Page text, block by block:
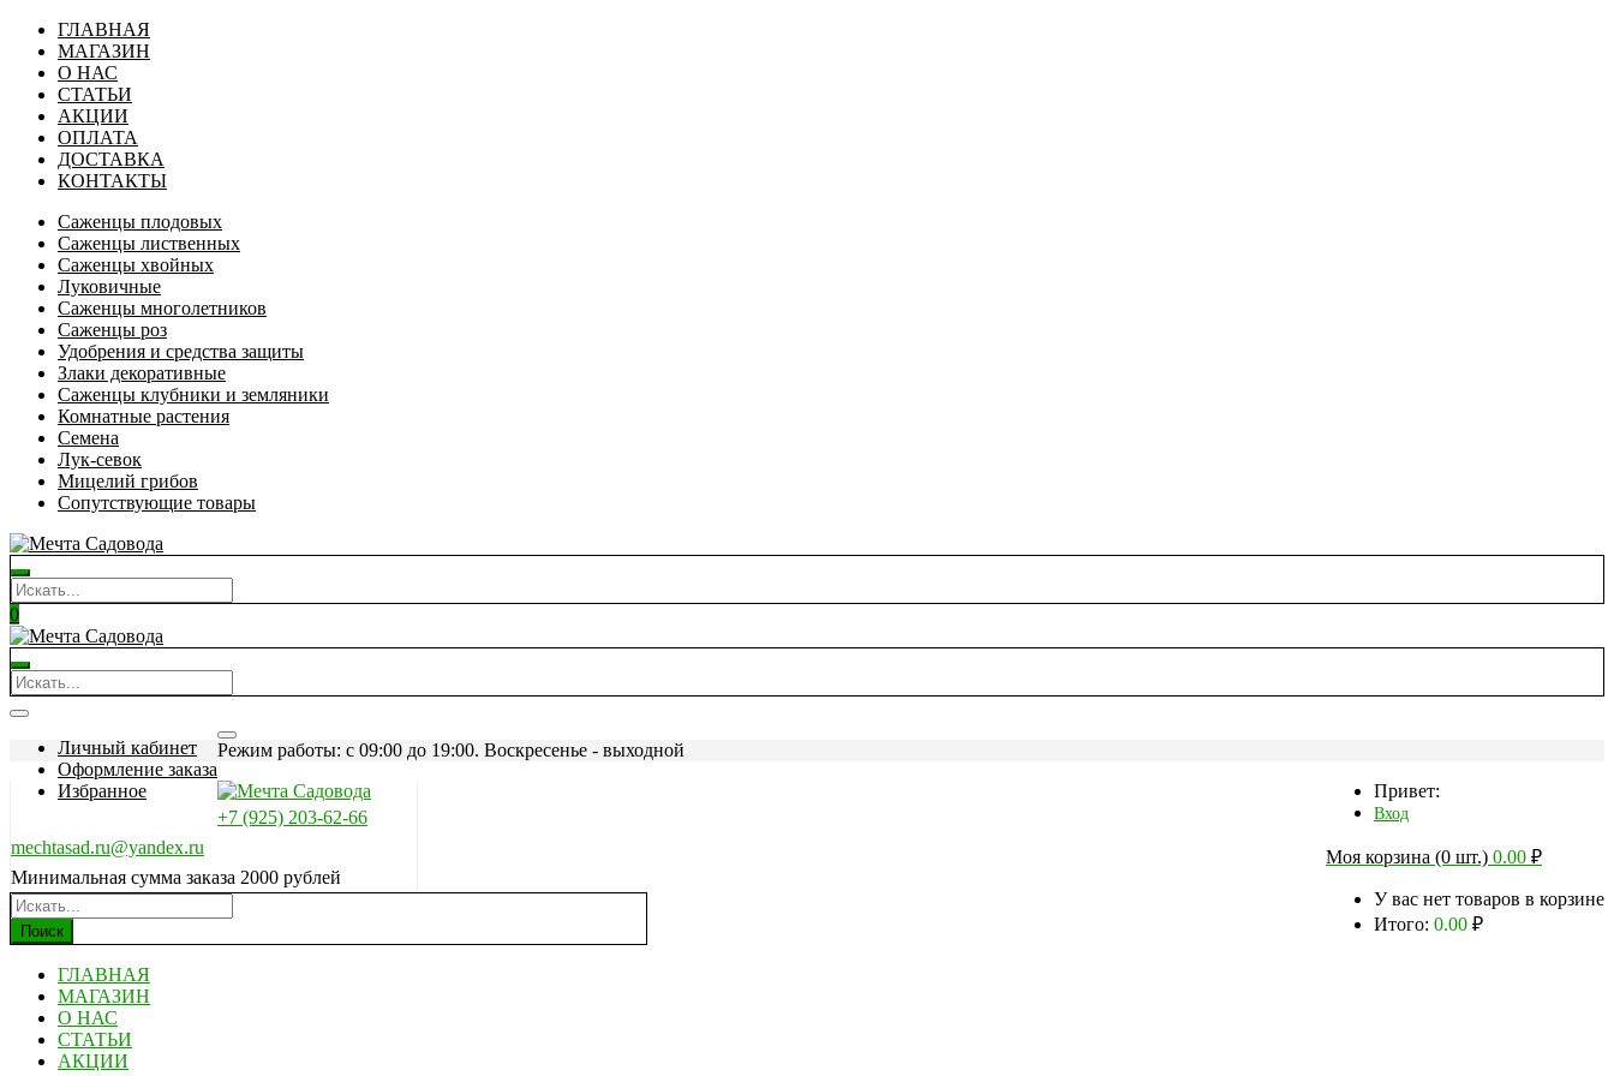
ГЛАВНАЯ
МАГАЗИН
О НАС
СТАТЬИ
АКЦИИ
ОПЛАТА
ДОСТАВКА
КОНТАКТЫ
Саженцы плодовых
Саженцы лиственных
Саженцы хвойных
Луковичные
Саженцы многолетников
Саженцы роз
Удобрения и средства защиты
Злаки декоративные
Саженцы клубники и земляники
Комнатные растения
Семена
Лук-севок
Мицелий грибов
Сопутствующие товары
0
Личный кабинет
Оформление заказа
Избранное
Режим работы: c 09:00 до 19:00. Воскресенье - выходной
Привет:
Вход
Моя корзина (0 шт.) 0.00 ₽
У вас нет товаров в корзине
Итого: 0.00 ₽
+7 (925) 203-62-66
mechtasad.ru@yandex.ru
Минимальная сумма заказа 2000 рублей
Поиск
ГЛАВНАЯ
МАГАЗИН
О НАС
СТАТЬИ
АКЦИИ